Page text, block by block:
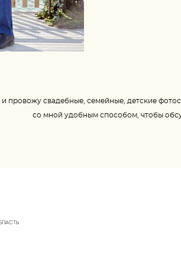
свадебные, семейные, детские
со мной удобным способом, чтобы